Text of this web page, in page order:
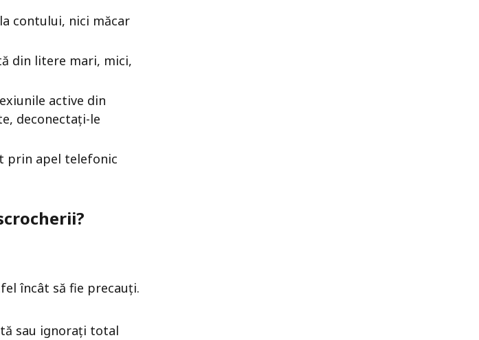
contului, nici măcar
din litere mari, mici,
active din
deconectați-le
prin apel telefonic
încât să fie precauți.
sau ignorați total